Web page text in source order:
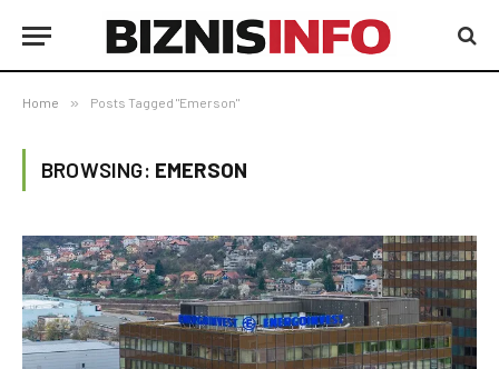
Home » Posts Tagged "Emerson"
BROWSING: EMERSON